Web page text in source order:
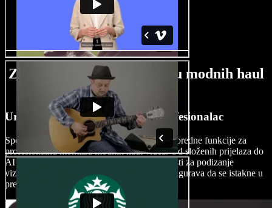
Značajke AI alata za izradu modnih haul
Uredite modne haul videe kao profesionalac
Speechify Studio svojim korisnicima nudi napredne funkcije za
profesionalnu montažu modnih haul videa. Od složenih prijelaza do
AI efekata, platforma pruža brojne mogućnosti za podizanje
vizualnog dojma vašeg modnog sadržaja i osigurava da se istakne u
prepunom digitalnom okruženju.